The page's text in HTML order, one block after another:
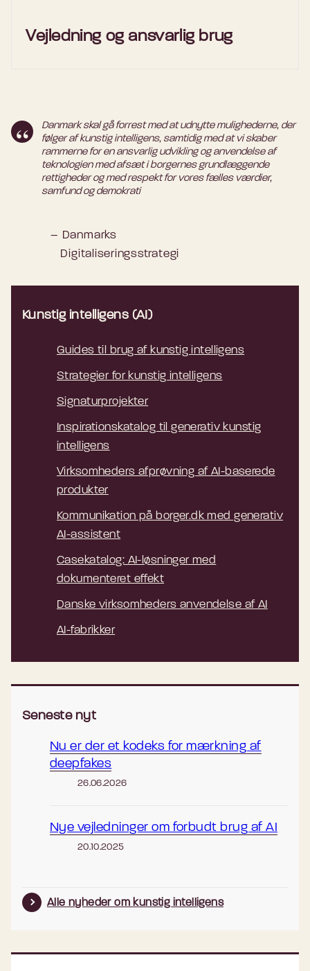
Vejledning og ansvarlig brug
Danmark skal gå forrest med at udnytte mulighederne, der
følger af kunstig intelligens, samtidig med at vi skaber
rammerne for en ansvarlig udvikling og anvendelse af
teknologien med afsæt i borgernes grundlæggende
rettigheder og med respekt for vores fælles værdier,
samfund og demokrati
– Danmarks
Digitaliseringsstrategi
Kunstig intelligens (AI)
Guides til brug af kunstig intelligens
Strategier for kunstig intelligens
Signaturprojekter
Inspirationskatalog til generativ kunstig
intelligens
Virksomheders afprøvning af AI-baserede
produkter
Kommunikation på borger.dk med generativ
AI-assistent
Casekatalog: AI-løsninger med
dokumenteret effekt
Danske virksomheders anvendelse af AI
AI-fabrikker
Seneste nyt
Nu er der et kodeks for mærkning af
deepfakes
26.06.2026
Nye vejledninger om forbudt brug af AI
20.10.2025
Alle nyheder om kunstig intelligens